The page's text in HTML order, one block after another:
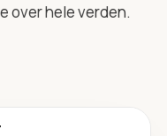
over hele verden.